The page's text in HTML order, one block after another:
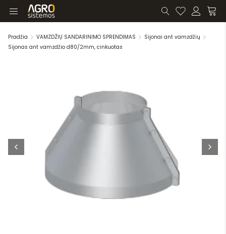
Pradžia VAMZDŽIŲ SANDARINIMO SPRENDIMAS
Sijonai ant vamzdžių
Sijonas ant vamzdžio d80/2mm, cinkuotas